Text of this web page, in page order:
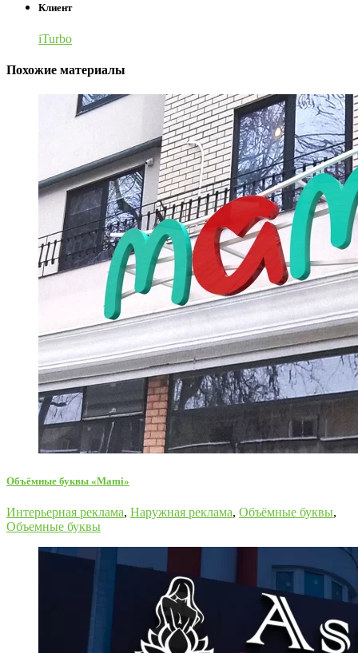
Клиент
iTurbo
Похожие материалы
Объёмные буквы «Mami»
Интерьерная реклама, Наружная реклама, Объёмные буквы,
Объемные буквы